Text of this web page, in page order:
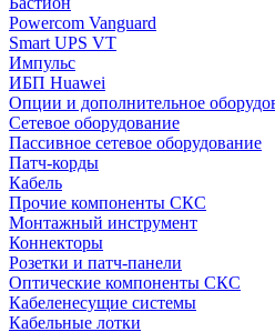
Powercom Vanguard
Smart UPS VT
Импульс
ИБП Huawei
Опции и дополнительное
Сетевое оборудование
Пассивное сетевое оборудование
Патч-корды
Кабель
Прочие компоненты СКС
Монтажный инструмент
Коннекторы
Розетки и патч-панели
Оптические компоненты СКС
Кабеленесущие системы
Кабельные лотки